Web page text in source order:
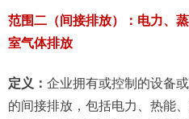
范围二（间接排放）：电力、
室气体排放
定义： 企业拥有或控制的设备
的间接排放，包括电力、热能